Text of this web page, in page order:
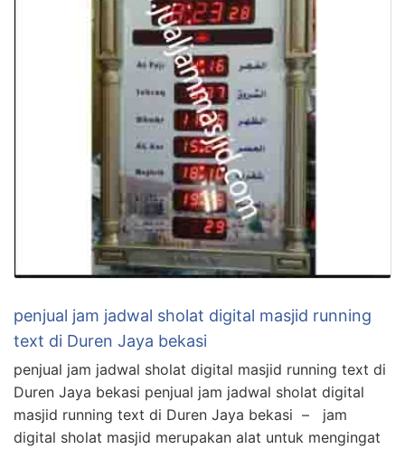
penjual jam jadwal sholat digital masjid running
text di Duren Jaya bekasi
penjual jam jadwal sholat digital masjid running text di
Duren Jaya bekasi penjual jam jadwal sholat digital
masjid running text di Duren Jaya bekasi – jam
digital sholat masjid merupakan alat untuk mengingat